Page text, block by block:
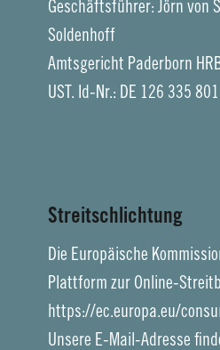
Geschäftsführer: Jörn von
Soldenhoff
Amtsgericht Paderborn
UST. Id-Nr.: DE 126 335 801
Streitschlichtung
Die Europäische
Plattform zur Online-
https://ec.europa.eu/
Unsere E-Mail-Adresse